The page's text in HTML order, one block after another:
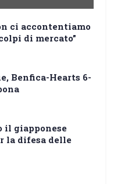
ci accontentiamo
di mercato”
Benfica-Hearts 6-
il giapponese
la difesa delle